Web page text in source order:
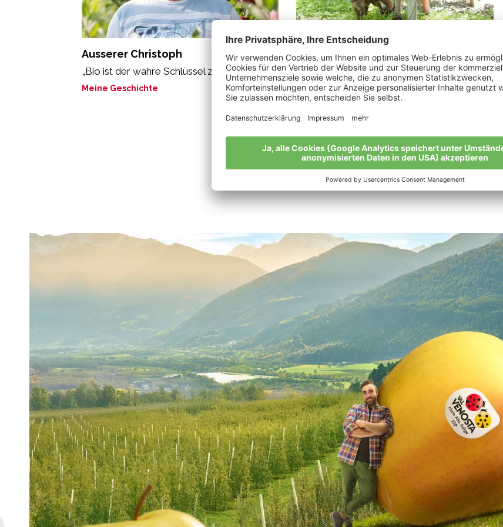
Ausserer Christoph
„Bio ist der wahre Schlüssel zum Erfolg.“
Meine Geschichte
Schönweger Markus
“Wir verdanken alles der Natur.”
Meine Geschichte
Alle Bio-Bauern im Überblick